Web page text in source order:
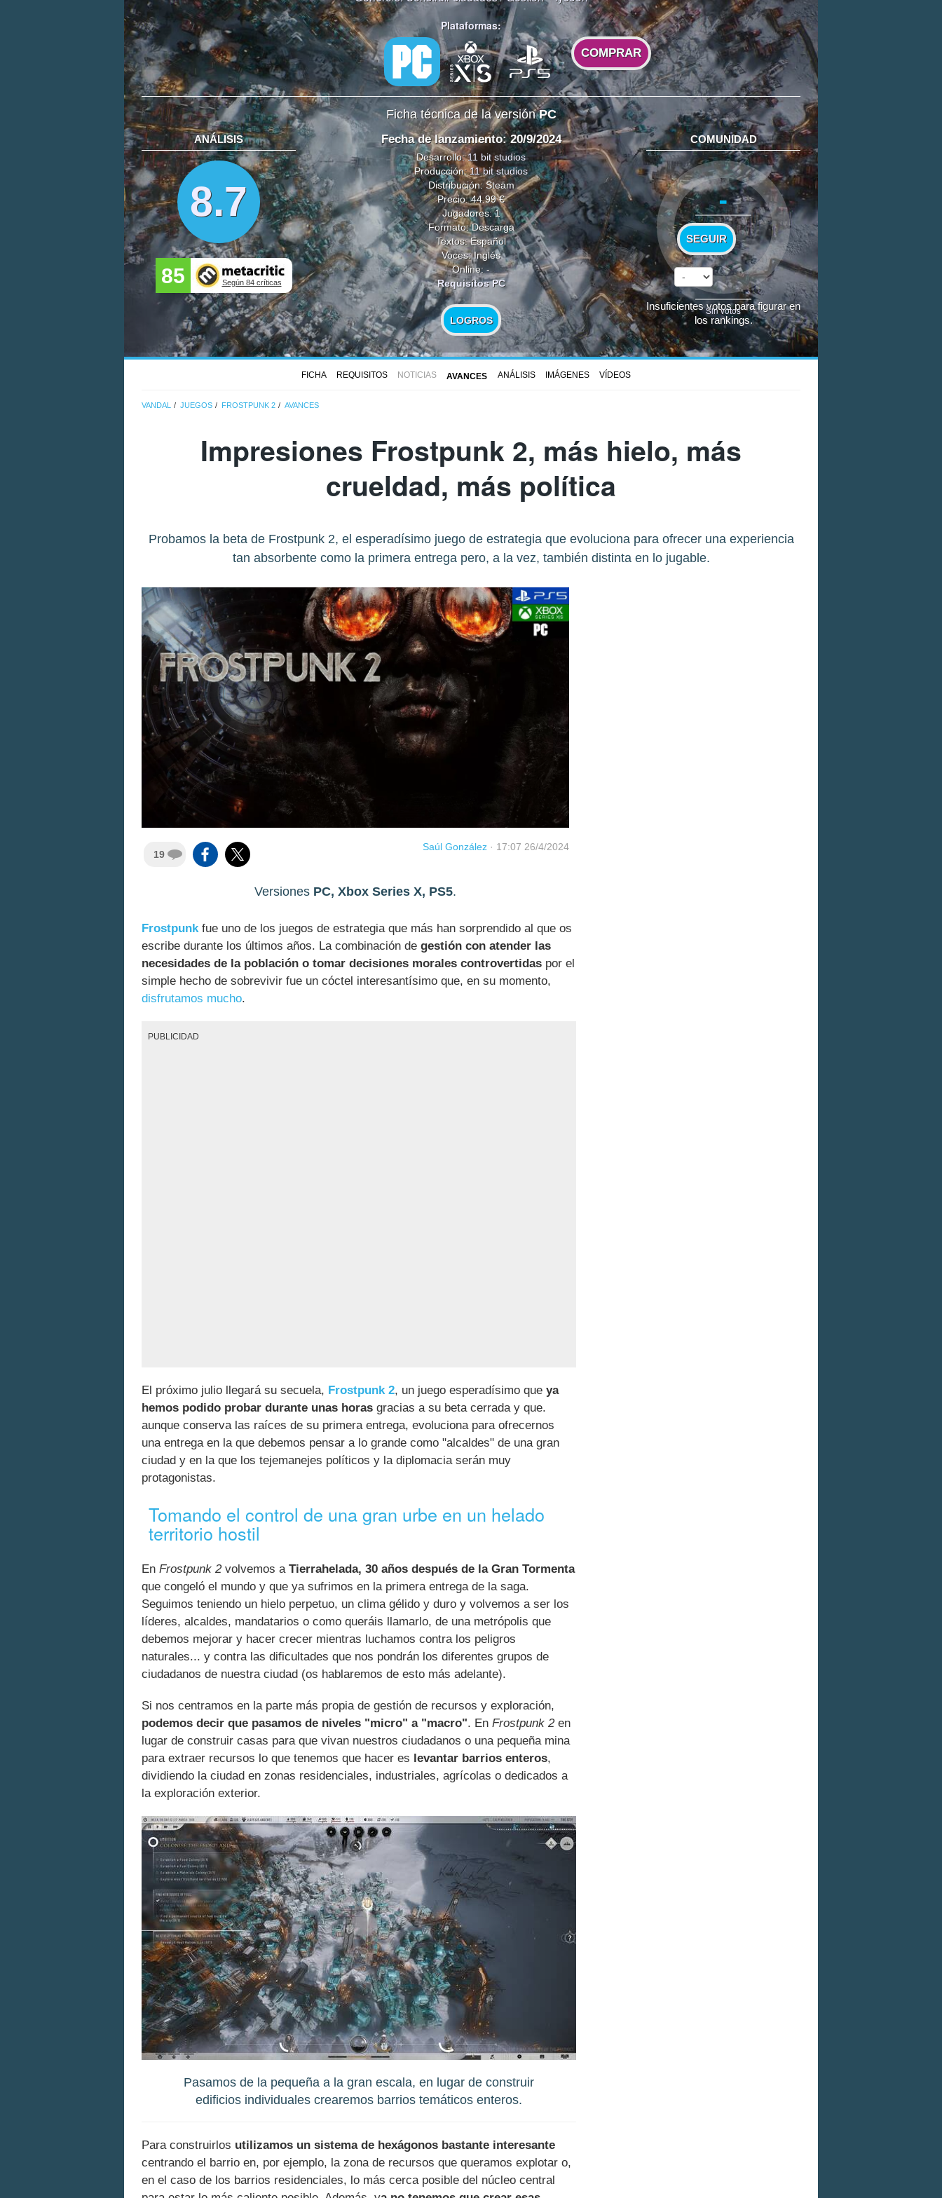
Plataformas:
COMPRAR
Ficha técnica de la versiónPC
ANÁLISIS
8.7
85 Según 84 críticas
Fecha de lanzamiento: 20/9/2024
Desarrollo:11 bit studios
Producción:11 bit studios
Distribución: Steam
Precio: 44.99 €
Jugadores: 1
Formato: Descarga
Textos: Español
Voces: Inglés
Online: -
Requisitos PC
LOGROS
COMUNIDAD
-
SEGUIR
Sin votos
Insuficientes votos para figurar en
los rankings.
FICHA REQUISITOS NOTICIAS AVANCES ANÁLISIS IMÁGENES VÍDEOS
VANDAL JUEGOS FROSTPUNK 2 AVANCES
Impresiones Frostpunk 2, más hielo, más
crueldad, más política
Probamos la beta de Frostpunk 2, el esperadísimo juego de estrategia que evoluciona para ofrecer una experiencia
tan absorbente como la primera entrega pero, a la vez, también distinta en lo jugable.
19
Saúl González · 17:07 26/4/2024
Versiones PC, Xbox Series X, PS5.
Frostpunk fue uno de los juegos de estrategia que más han sorprendido al que os
escribe durante los últimos años. La combinación de gestión con atender las
necesidades de la población o tomar decisiones morales controvertidas por el
simple hecho de sobrevivir fue un cóctel interesantísimo que, en su momento,
disfrutamos mucho.
PUBLICIDAD
El próximo julio llegará su secuela, Frostpunk 2, un juego esperadísimo que ya
hemos podido probar durante unas horas gracias a su beta cerrada y que.
aunque conserva las raíces de su primera entrega, evoluciona para ofrecernos
una entrega en la que debemos pensar a lo grande como "alcaldes" de una gran
ciudad y en la que los tejemanejes políticos y la diplomacia serán muy
protagonistas.
Tomando el control de una gran urbe en un helado
territorio hostil
En Frostpunk 2volvemos a Tierrahelada, 30 años después de la Gran Tormenta
que congeló el mundo y que ya sufrimos en la primera entrega de la saga.
Seguimos teniendo un hielo perpetuo, un clima gélido y duro y volvemos a ser los
líderes, alcaldes, mandatarios o como queráis llamarlo, de una metrópolis que
debemos mejorar y hacer crecer mientras luchamos contra los peligros
naturales... y contra las dificultades que nos pondrán los diferentes grupos de
ciudadanos de nuestra ciudad (os hablaremos de esto más adelante).
Si nos centramos en la parte más propia de gestión de recursos y exploración,
podemos decir que pasamos de niveles "micro" a "macro". En Frostpunk 2en
lugar de construir casas para que vivan nuestros ciudadanos o una pequeña mina
para extraer recursos lo que tenemos que hacer es levantar barrios enteros,
dividiendo la ciudad en zonas residenciales, industriales, agrícolas o dedicados a
la exploración exterior.
Pasamos de la pequeña a la gran escala, en lugar de construir
edificios individuales crearemos barrios temáticos enteros.
Para construirlos utilizamos un sistema de hexágonos bastante interesante
centrando el barrio en, por ejemplo, la zona de recursos que queramos explotar o,
en el caso de los barrios residenciales, lo más cerca posible del núcleo central